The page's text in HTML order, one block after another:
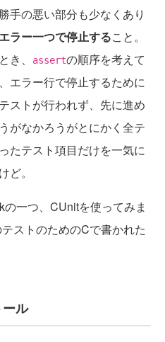
手の悪い部分も少なくあり
エラー一つで停止すること。
、
assertの順序を考えて
エラー行で停止するために
ストが行われず、先に進め
がなかろうがとにかく全テ
たテスト項目だけを一気に
ど。
一つ、CUnitを使ってみま
ストのためのCで書かれた
ル